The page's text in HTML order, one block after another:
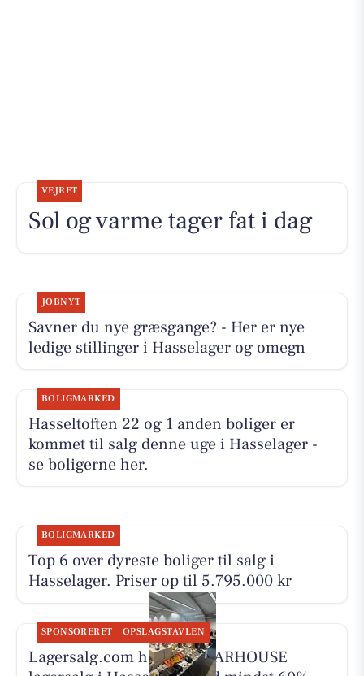
VEJRET
Sol og varme tager fat i dag
JOBNYT
Savner du nye græsgange? - Her er nye
ledige stillinger i Hasselager og omegn
BOLIGMARKED
Hasseltoften 22 og 1 anden boliger er
kommet til salg denne uge i Hasselager -
se boligerne her.
BOLIGMARKED
Top 6 over dyreste boliger til salg i
Hasselager. Priser op til 5.795.000 kr
SPONSORERET OPSLAGSTAVLEN
Lagersalg.com holder WEARHOUSE